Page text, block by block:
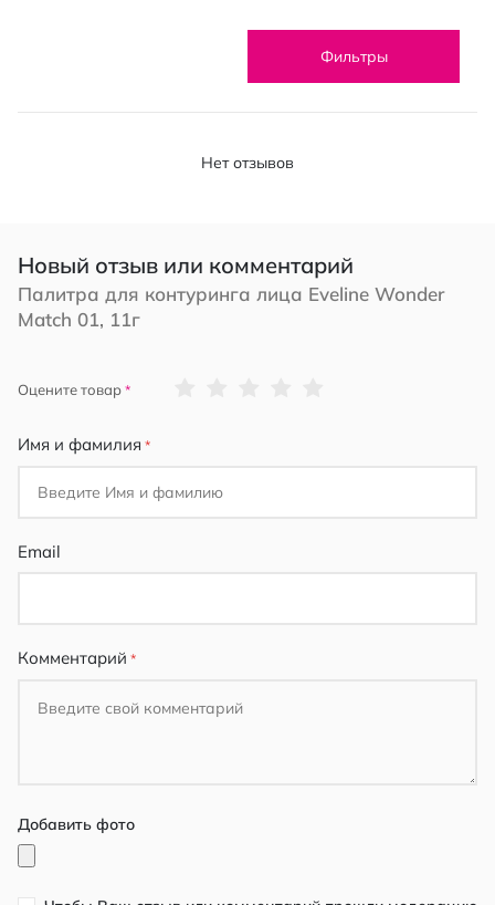
Фильтры
Нет отзывов
Новый отзыв или комментарий
Палитра для контуринга лица Eveline Wonder
Match 01, 11г
Оцените товар
Имя и фамилия
Email
Комментарий
Добавить фото